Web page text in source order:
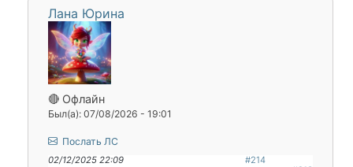
Лана Юрина
🔴 Офлайн
Был(а): 07/08/2026 - 19:01
Послать ЛС
02/12/2025 22:09
#214